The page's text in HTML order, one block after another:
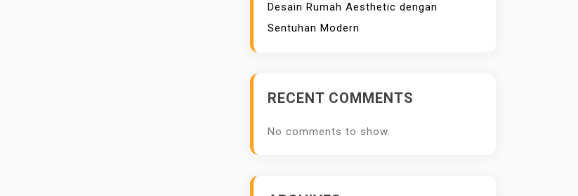
Desain Rumah Aesthetic dengan
Sentuhan Modern
RECENT COMMENTS
No comments to show.